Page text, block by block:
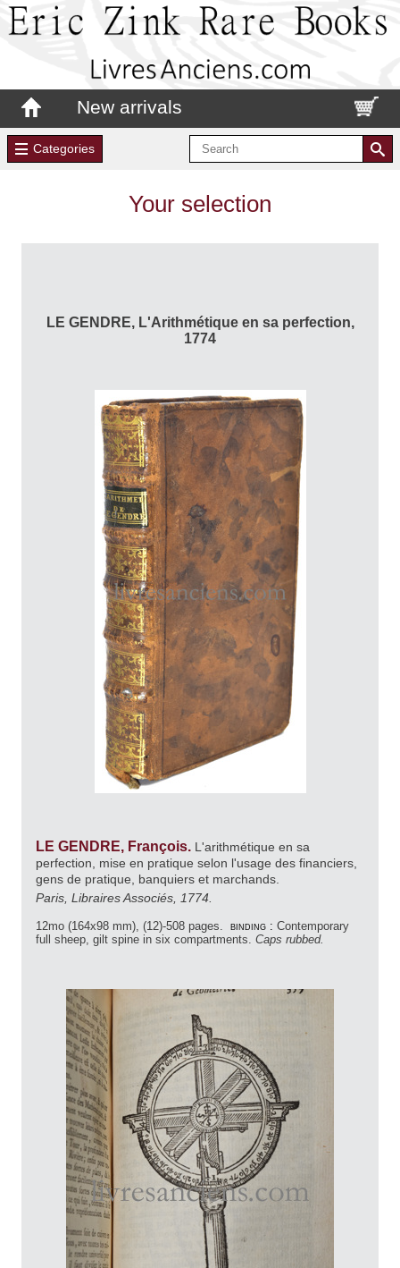
New arrivals
Categories
Your selection
LE GENDRE, L'Arithmétique en sa perfection,
1774
LE GENDRE, François. L'arithmétique en sa
perfection, mise en pratique selon l'usage des financiers,
gens de pratique, banquiers et marchands.
Paris, Libraires Associés, 1774.
12mo (164x98 mm), (12)-508 pages. binding : Contemporary
full sheep, gilt spine in six compartments. Caps rubbed.